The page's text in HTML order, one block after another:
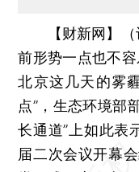
【财新网】
前形势一点也不容
北京这几天的雾
点”，生态环境部
长通道”上如此表
届二次会议开幕